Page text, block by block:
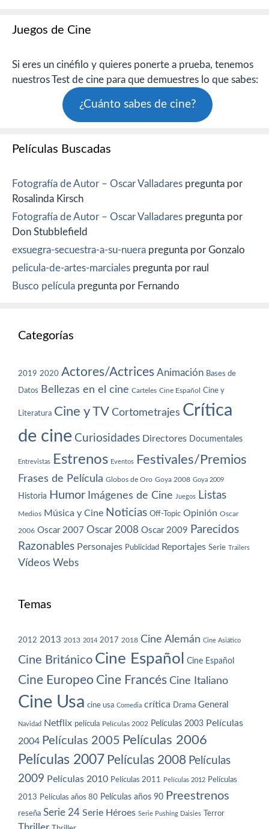
Juegos de Cine
Si eres un cinéfilo y quieres ponerte a prueba, tenemos
nuestros Test de cine para que demuestres lo que sabes:
¿Cuánto sabes de cine?
Películas Buscadas
Fotografía de Autor – Oscar Valladares pregunta por
Rosalinda Kirsch
Fotografía de Autor – Oscar Valladares pregunta por
Don Stubblefield
exsuegra-secuestra-a-su-nuera pregunta por Gonzalo
pelicula-de-artes-marciales pregunta por raul
Busco película pregunta por Fernando
Categorías
2019 2020 Actores/Actrices Animación Bases de
Datos Bellezas en el cine Carteles Cine Español Cine y
Literatura Cine y TV Cortometrajes Crítica
de cine Curiosidades Directores Documentales
Entrevistas Estrenos Eventos Festivales/Premios
Frases de Película Globos de Oro Goya 2008 Goya 2009
Historia Humor Imágenes de Cine Juegos Listas
Medios Música y Cine Noticias Off-Topic Opinión Oscar
2006 Oscar 2007 Oscar 2008 Oscar 2009 Parecidos
Razonables Personajes Publicidad Reportajes Serie Trailers
Vídeos Webs
Temas
2012 2013 2013 2014 2017 2018 Cine Alemán Cine Asiático
Cine Británico Cine Español Cine Español
Cine Europeo Cine Francés Cine Italiano
Cine Usa cine usa Comedia crítica Drama General
Navidad Netflix película Películas 2002 Películas 2003 Películas
2004 Películas 2005 Películas 2006
Películas 2007 Películas 2008 Películas
2009 Películas 2010 Películas 2011 Películas 2012 Películas
2013 Películas años 80 Películas años 90 Preestrenos
reseña Serie 24 Serie Héroes Serie Pushing Daisies Terror